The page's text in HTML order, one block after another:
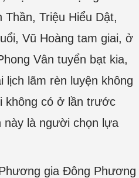
Triệu Hiểu Dật,
Vũ Hoàng tam giai, ở
Vân tuyển bạt kia,
lịch lãm rèn luyện không
không có ở lần trước
này là người chọn lựa
gia Đông Phương